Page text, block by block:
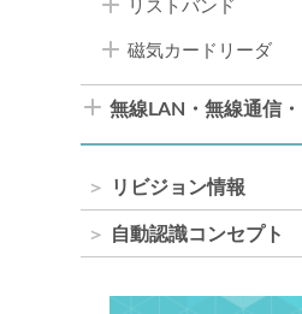
リストバンド
磁気カードリーダ
無線LAN・無線通信
リビジョン情報
自動認識コンセプト